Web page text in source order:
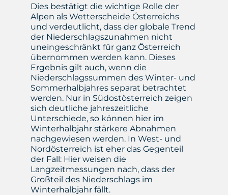
Dies bestätigt die wichtige Rolle der
Alpen als Wetterscheide Österreichs
und verdeutlicht, dass der globale Trend
der Niederschlagszunahmen nicht
uneingeschränkt für ganz Österreich
übernommen werden kann. Dieses
Ergebnis gilt auch, wenn die
Niederschlagssummen des Winter- und
Sommerhalbjahres separat betrachtet
werden. Nur in Südostösterreich zeigen
sich deutliche jahreszeitliche
Unterschiede, so können hier im
Winterhalbjahr stärkere Abnahmen
nachgewiesen werden. In West- und
Nordösterreich ist eher das Gegenteil
der Fall: Hier weisen die
Langzeitmessungen nach, dass der
Großteil des Niederschlags im
Winterhalbjahr fällt.